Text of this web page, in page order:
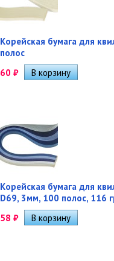
Корейская бумага для
полос
60 ₽
Корейская бумага для
D69, 3мм, 100 полос, 116
58 ₽